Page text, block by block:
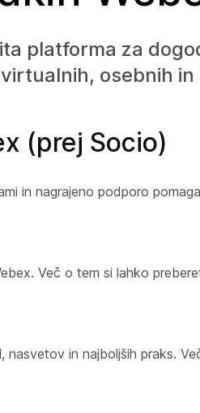
platforma za
osebnih
(prej Socio)
in nagrajeno podporo
Več o tem si lahko
in najboljših praks.